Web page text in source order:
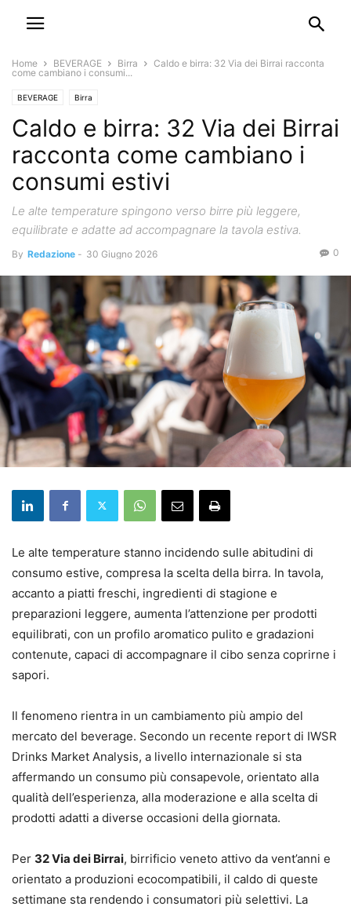
Home BEVERAGE Birra
Caldo e birra: 32 Via dei Birrai racconta
come cambiano i consumi...
BEVERAGE Birra
Caldo e birra: 32 Via dei Birrai
racconta come cambiano i
consumi estivi
Le alte temperature spingono verso birre più leggere,
equilibrate e adatte ad accompagnare la tavola estiva.
By Redazione - 30 Giugno 2026 0
Le alte temperature stanno incidendo sulle abitudini di
consumo estive, compresa la scelta della birra. In tavola,
accanto a piatti freschi, ingredienti di stagione e
preparazioni leggere, aumenta l’attenzione per prodotti
equilibrati, con un profilo aromatico pulito e gradazioni
contenute, capaci di accompagnare il cibo senza coprirne i
sapori.
Il fenomeno rientra in un cambiamento più ampio del
mercato del beverage. Secondo un recente report di IWSR
Drinks Market Analysis, a livello internazionale si sta
affermando un consumo più consapevole, orientato alla
qualità dell’esperienza, alla moderazione e alla scelta di
prodotti adatti a diverse occasioni della giornata.
Per 32 Via dei Birrai, birrificio veneto attivo da vent’anni e
orientato a produzioni ecocompatibili, il caldo di queste
settimane sta rendendo i consumatori più selettivi. La